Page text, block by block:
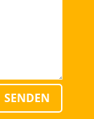
SENDEN